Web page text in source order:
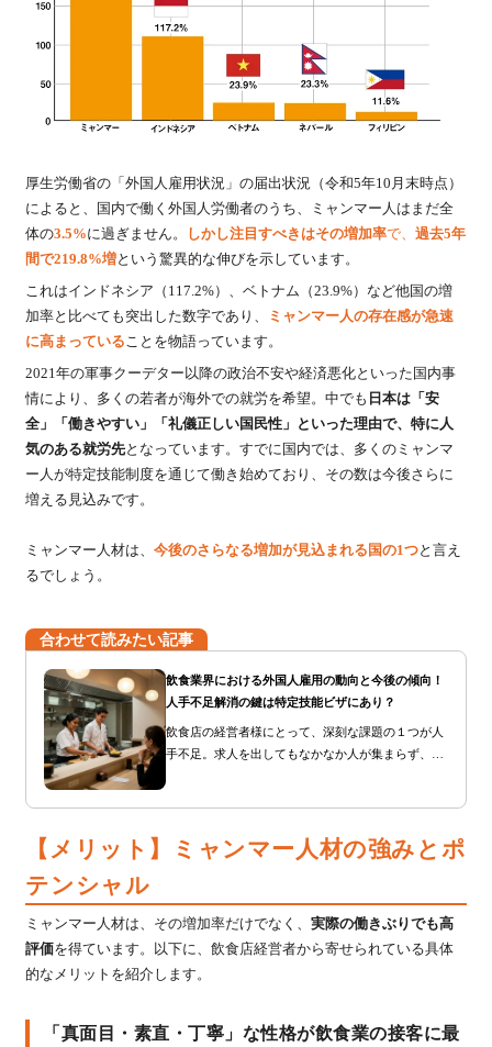
厚生労働省の「外国人雇用状況」の届出状況（令和5年10月末時点）
によると、国内で働く外国人労働者のうち、ミャンマー人はまだ全
体の3.5%に過ぎません。 しかし注目すべきはその増加率で、過去5年
間で219.8%増という驚異的な伸びを示しています。
これはインドネシア（117.2%）、ベトナム（23.9%）など他国の増
加率と比べても突出した数字であり、
ミャンマー人の存在感が急速
に高まっていることを物語っています。
2021年の軍事クーデター以降の政治不安や経済悪化といった国内事
情により、多くの若者が海外での就労を希望。中でも 日本は「安
全」「働きやすい」「礼儀正しい国民性」といった理由で、特に人
気のある就労先となっています。すでに国内では、多くのミャンマ
ー人が特定技能制度を通じて働き始めており、その数は今後さらに
増える見込みです。
ミャンマー人材は、今後のさらなる増加が見込まれる国の1つと言え
るでしょう。
合わせて読みたい記事
飲食業界における外国人雇用の動向と今後の傾向！
人手不足解消の鍵は特定技能ビザにあり？
飲食店の経営者様にとって、深刻な課題の１つが人
手不足。求人を出してもなかなか人が集まらず、既
【メリット】ミャンマー人材の強みとポ
テンシャル
ミャンマー人材は、その増加率だけでなく、実際の働きぶりでも高
評価を得ています。以下に、飲食店経営者から寄せられている具体
的なメリットを紹介します。
「真面目・素直・丁寧」な性格が飲食業の接客に最